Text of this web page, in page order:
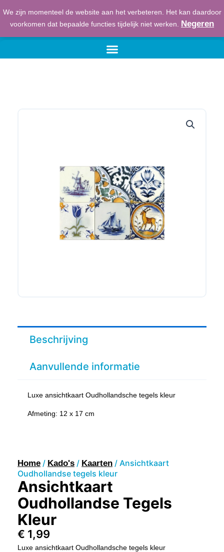
We zijn momenteel de website aan het verbeteren. Het kan daardoor
voorkomen dat bepaalde functies tijdelijk niet werken. Negeren
Beschrijving
Aanvullende informatie
Luxe ansichtkaart Oudhollandsche tegels kleur
Afmeting: 12 x 17 cm
Home / Kado's / Kaarten / Ansichtkaart
Oudhollandse tegels kleur
Ansichtkaart
Oudhollandse Tegels
Kleur
€ 1,99
Luxe ansichtkaart Oudhollandsche tegels kleur